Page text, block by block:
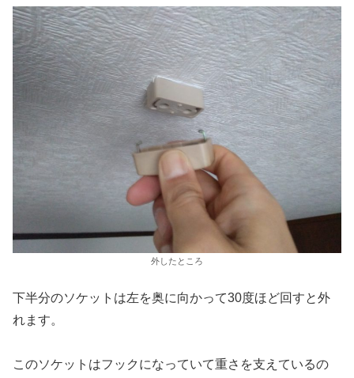
外したところ
下半分のソケットは左を奥に向かって30度ほど回すと外
れます。
このソケットはフックになっていて重さを支えているの